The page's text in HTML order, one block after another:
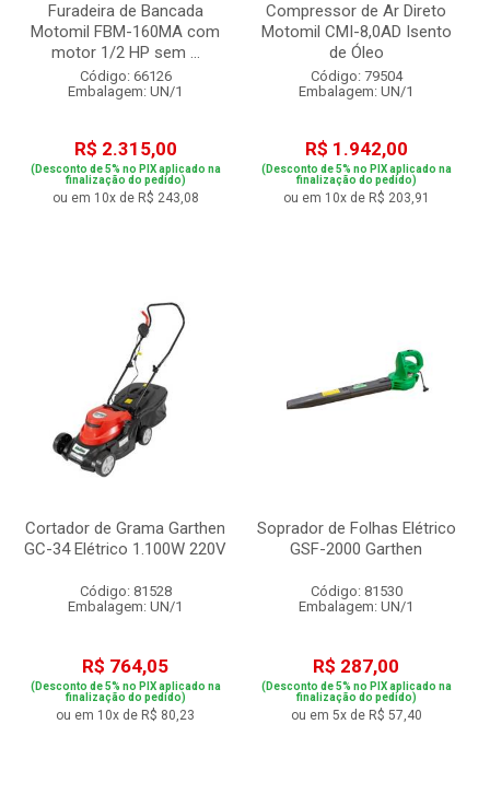
Furadeira de Bancada
Motomil FBM-160MA com
motor 1/2 HP sem ...
Código: 66126
Embalagem: UN/1
R$ 2.315,00
(Desconto de 5% no PIX aplicado na
finalização do pedido)
ou em 10x de R$ 243,08
Compressor de Ar Direto
Motomil CMI-8,0AD Isento
de Óleo
Código: 79504
Embalagem: UN/1
R$ 1.942,00
(Desconto de 5% no PIX aplicado na
finalização do pedido)
ou em 10x de R$ 203,91
Cortador de Grama Garthen
GC-34 Elétrico 1.100W 220V
Código: 81528
Embalagem: UN/1
R$ 764,05
(Desconto de 5% no PIX aplicado na
finalização do pedido)
ou em 10x de R$ 80,23
Soprador de Folhas Elétrico
GSF-2000 Garthen
Código: 81530
Embalagem: UN/1
R$ 287,00
(Desconto de 5% no PIX aplicado na
finalização do pedido)
ou em 5x de R$ 57,40